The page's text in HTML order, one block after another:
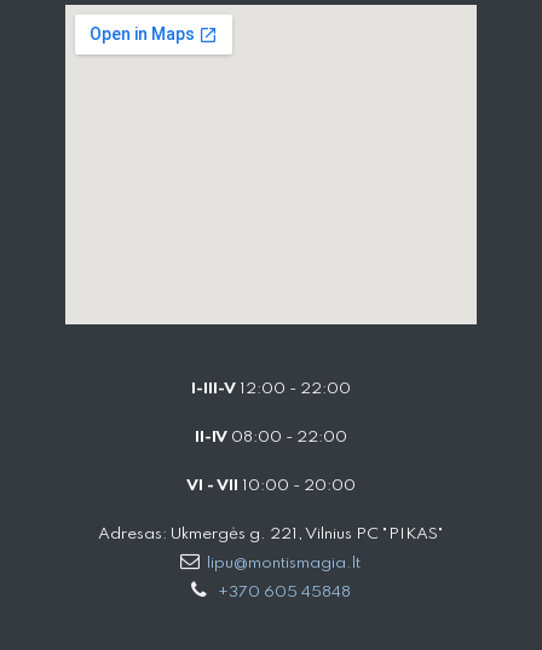
I-III-V 12:00 - 22:00
II-IV 08:00 - 22:00
VI - VII 10:00 - 20:00
Adresas: Ukmergės g. 221, Vilnius PC "PIKAS"
lipu@montismagia.lt
+370 605 45848